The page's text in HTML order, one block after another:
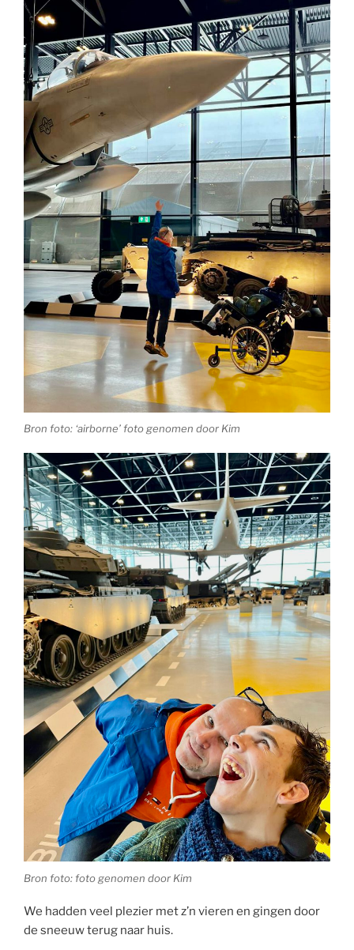
Bron foto: ‘airborne’ foto genomen door Kim
Bron foto: foto genomen door Kim
We hadden veel plezier met z’n vieren en gingen door
de sneeuw terug naar huis.